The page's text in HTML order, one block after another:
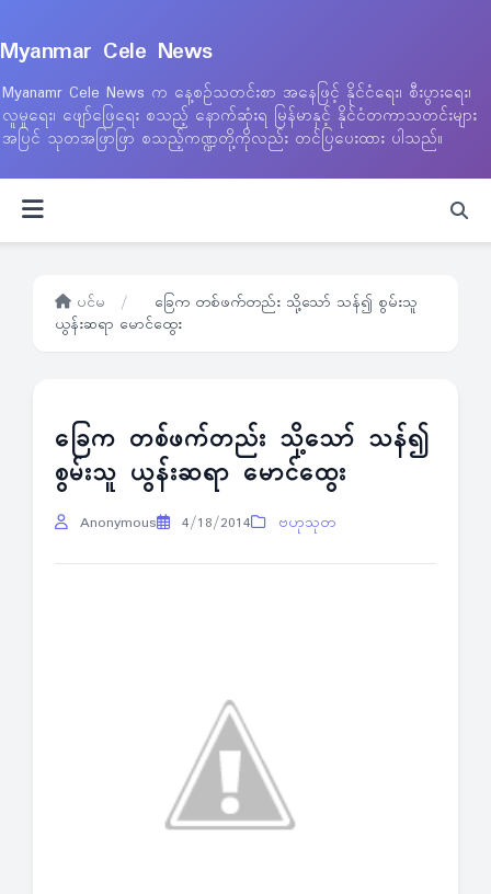
Myanmar Cele News
Myanamr Cele News က နေ့စဉ်သတင်းစာ အနေဖြင့် နိုင်ငံရေး၊ စီးပွားရေး၊
လူမှုရေး၊ ဖျော်ဖြေရေး စသည့် နောက်ဆုံးရ မြန်မာနှင့် နိုင်ငံတကာသတင်းများ
အပြင် သုတအဖြာဖြာ စသည့်ကဏ္ဍတို့ကိုလည်း တင်ပြပေးထား ပါသည်။
ပင်မ /
ခြေက တစ်ဖက်တည်း သို့သော် သန်၍ စွမ်းသူ
ယွန်းဆရာ မောင်ထွေး
ခြေက တစ်ဖက်တည်း သို့သော် သန်၍
စွမ်းသူ ယွန်းဆရာ မောင်ထွေး
Anonymous 4/18/2014 ဗဟုသုတ